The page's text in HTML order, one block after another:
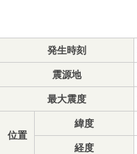
発生時刻
震源地
最大震度
位置
緯度
経度